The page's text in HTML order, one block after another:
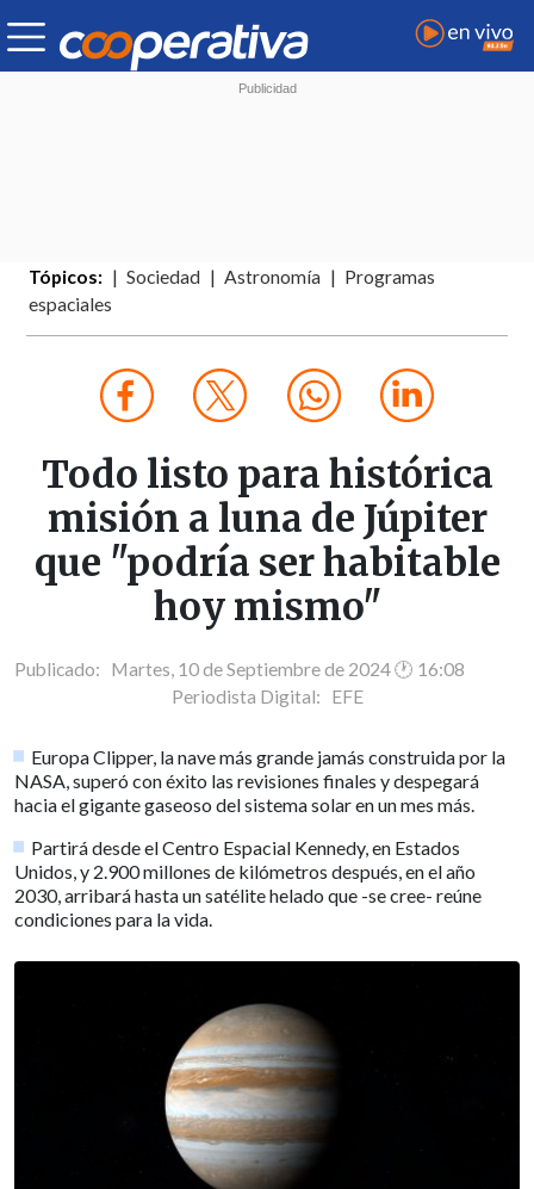
Tópicos: Sociedad Astronomía
Programas
espaciales
Todo listo para histórica
misión a luna de Júpiter
que "podría ser habitable
hoy mismo"
Publicado: Martes, 10 de Septiembre de 2024 🕐 16:08
Periodista Digital: EFE
Europa Clipper, la nave más grande jamás construida por la
NASA, superó con éxito las revisiones finales y despegará
hacia el gigante gaseoso del sistema solar en un mes más.
Partirá desde el Centro Espacial Kennedy, en Estados
Unidos, y 2.900 millones de kilómetros después, en el año
2030, arribará hasta un satélite helado que -se cree- reúne
condiciones para la vida.